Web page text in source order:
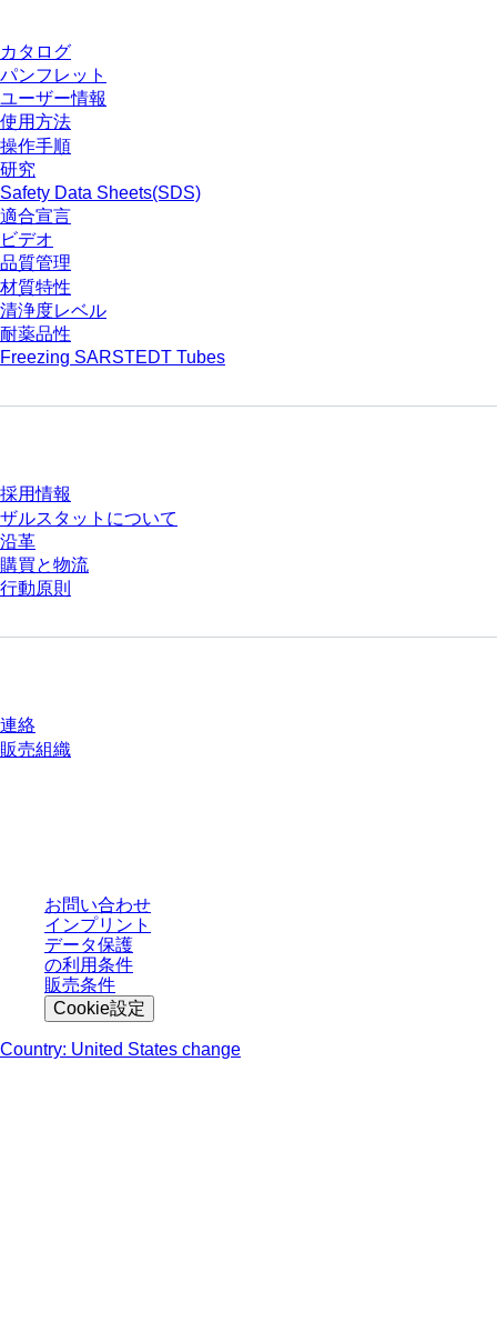
カタログ
パンフレット
ユーザー情報
使用方法
操作手順
研究
Safety Data Sheets(SDS)
適合宣言
ビデオ
品質管理
材質特性
清浄度レベル
耐薬品性
Freezing SARSTEDT Tubes
採用情報
ザルスタットについて
沿革
購買と物流
行動原則
連絡
販売組織
お問い合わせ
インプリント
データ保護
の利用条件
販売条件
Cookie設定
Country: United States change